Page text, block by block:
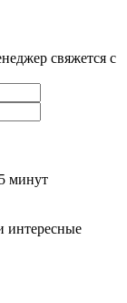
свяжется с
минут
интересные